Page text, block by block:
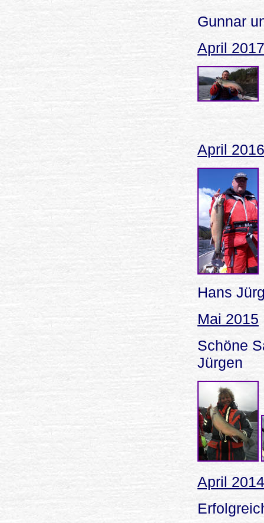
Gunnar
April 2017
April 2016
Hans
Mai 2015
Schöne
Jürgen
April 2014